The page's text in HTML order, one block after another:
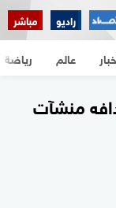
راديو مباشر
عالم رياضة
منشآت